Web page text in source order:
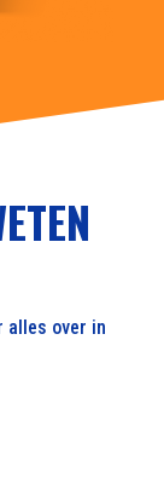
alles over in